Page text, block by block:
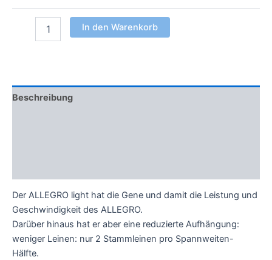
In den Warenkorb
Beschreibung
Der ALLEGRO light hat die Gene und damit die Leistung und
Geschwindigkeit des ALLEGRO.
Darüber hinaus hat er aber eine reduzierte Aufhängung:
weniger Leinen: nur 2 Stammleinen pro Spannweiten-
Hälfte.